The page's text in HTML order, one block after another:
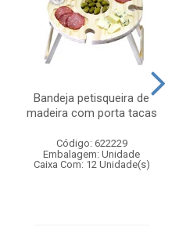
Bandeja petisqueira de
madeira com porta tacas
Código: 622229
Embalagem: Unidade
Caixa Com: 12 Unidade(s)